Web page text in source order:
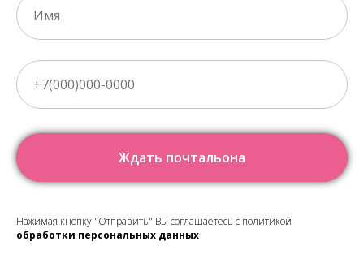
Ждать почтальона
Нажимая кнопку "Отправить" Вы соглашаетесь с политикой
обработки персональных данных